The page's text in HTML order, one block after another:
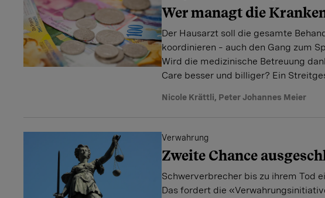
Wer managt die
Der Hausarzt soll die gesamte
koordinieren – auch den Gang zum
Wird die medizinische Betreuung
Care besser und billiger? Ein
Nicole Krättli, Peter Johannes Meier
Verwahrung
Zweite Chance
Schwerverbrecher bis zu ihrem Tod
Das fordert die